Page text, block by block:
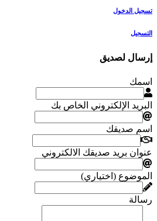
تسجيل الدخول
التسجيل
إرسال لصديق
اسمك
البريد الإلكتروني الخاص بك
اسم صديقك
عنوان بريد صديقك الالكتروني
الموضوع (اختياري)
رسالة